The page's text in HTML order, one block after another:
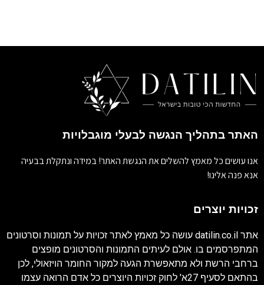
האתר בתהליך הנגשה לבעלי מוגבלויות
אנו עושים כל מאמץ להשלים את הנגשת האתר! במידה ונתקלת בבעיה
אנא פנה אלינו!
זכויות יוצרים
אתר datilin.co.il עושה כל מאמץ לאתר זכויות על תמונות וסרטונים
המתפרסמים בו. אולם לעיתים התמונות והסרטונים מופצים
ברחבי הרשת ולא מתאפשרת הגעה למקור החומר הויזאולי, לכן
בהתאם לסעיף 27א' לחוק זכויות היוצרים כל אדם הרואה עצמו